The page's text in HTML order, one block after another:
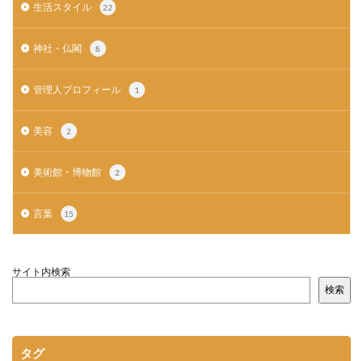
生活スタイル 22
神社・仏閣 8
管理人プロフィール 1
美容 2
美術館・博物館 2
言葉 15
サイト内検索
検索
タグ